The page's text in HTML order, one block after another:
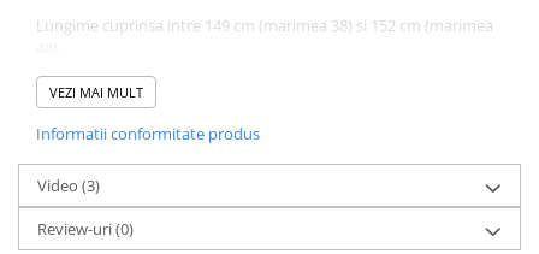
Lungime cuprinsa intre 149 cm (marimea 38) si 152 cm (marimea
Atentie! Nuanta produsului poate diferi usor, in functie de
VEZI MAI MULT
Informatii conformitate produs
Video (3)
Review-uri(0)